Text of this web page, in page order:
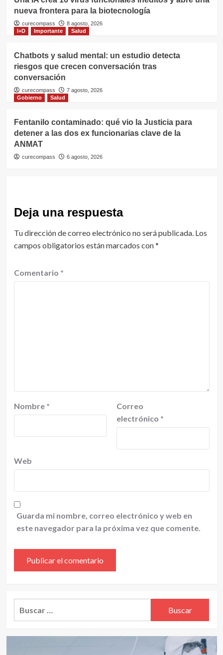
nueva frontera para la biotecnología
curecompass
8 agosto, 2026
I+D
Importante Salud
Chatbots y salud mental: un estudio detecta
riesgos que crecen conversación tras
conversación
curecompass
7 agosto, 2026
Gobierno
Salud
Fentanilo contaminado: qué vio la Justicia para
detener a las dos ex funcionarias clave de la
ANMAT
curecompass 6 agosto, 2026
Deja una respuesta
Tu dirección de correo electrónico no será publicada. Los
campos obligatorios están marcados con*
Comentario *
Nombre *
Correo
electrónico *
Web
Guarda mi nombre, correo electrónico y web en
este navegador para la próxima vez que comente.